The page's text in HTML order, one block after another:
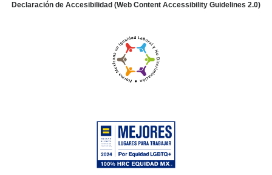
Declaración de Accesibilidad (Web Content Accessibility Guidelines 2.0)